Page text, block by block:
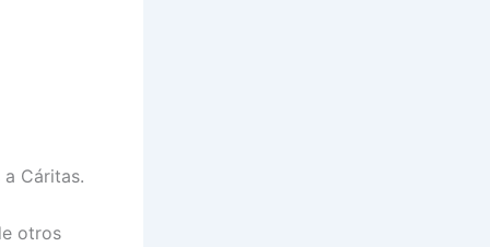
Cáritas.
otros